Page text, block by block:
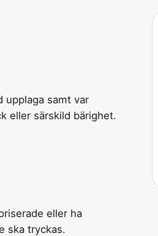
upplaga samt var
eller särskild bärighet.
eller ha
ska tryckas.